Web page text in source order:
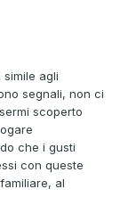
agli
segnali, non ci
scoperto
che i gusti
con queste
al